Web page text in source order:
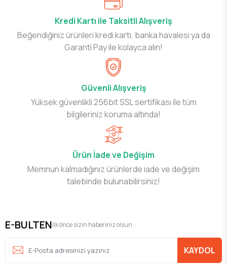
Kredi Kartı ile Taksitli Alışveriş
Beğendiğiniz ürünleri kredi kartı, banka havalesi ya da
Garanti Pay ile kolayca alın!
Güvenli Alışveriş
Yüksek güvenlikli 256bit SSL sertifikası ile tüm
bilgileriniz koruma altında!
Ürün İade ve Değişim
Memnun kalmadığınız ürünlerde iade ve değişim
talebinde bulunabilirsiniz!
E-BULTENİlk önce sizin haberiniz olsun
KAYDOL